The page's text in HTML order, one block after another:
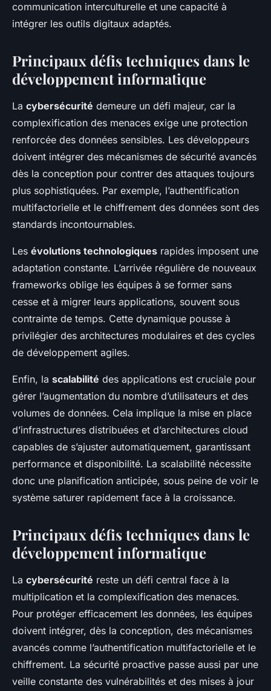
communication interculturelle et une capacité à
intégrer les outils digitaux adaptés.
Principaux défis techniques dans le
développement informatique
La cybersécurité demeure un défi majeur, car la
complexification des menaces exige une protection
renforcée des données sensibles. Les développeurs
doivent intégrer des mécanismes de sécurité avancés
dès la conception pour contrer des attaques toujours
plus sophistiquées. Par exemple, l’authentification
multifactorielle et le chiffrement des données sont des
standards incontournables.
Les évolutions technologiques rapides imposent une
adaptation constante. L’arrivée régulière de nouveaux
frameworks oblige les équipes à se former sans
cesse et à migrer leurs applications, souvent sous
contrainte de temps. Cette dynamique pousse à
privilégier des architectures modulaires et des cycles
de développement agiles.
Enfin, la scalabilité des applications est cruciale pour
gérer l’augmentation du nombre d’utilisateurs et des
volumes de données. Cela implique la mise en place
d’infrastructures distribuées et d’architectures cloud
capables de s’ajuster automatiquement, garantissant
performance et disponibilité. La scalabilité nécessite
donc une planification anticipée, sous peine de voir le
système saturer rapidement face à la croissance.
Principaux défis techniques dans le
développement informatique
La cybersécurité reste un défi central face à la
multiplication et la complexification des menaces.
Pour protéger efficacement les données, les équipes
doivent intégrer, dès la conception, des mécanismes
avancés comme l’authentification multifactorielle et le
chiffrement. La sécurité proactive passe aussi par une
veille constante des vulnérabilités et des mises à jour